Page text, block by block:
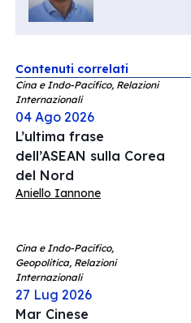
Contenuti correlati
Cina e Indo-Pacifico, Relazioni
Internazionali
04 Ago 2026
L’ultima frase
dell’ASEAN sulla Corea
del Nord
Aniello Iannone
Cina e Indo-Pacifico,
Geopolitica, Relazioni
Internazionali
27 Lug 2026
Mar Cinese